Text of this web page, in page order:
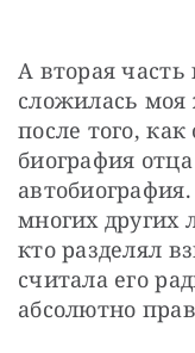
А вторая
сложилась моя
после того,
биография
многих других
кто разделял
считала его
абсолютно